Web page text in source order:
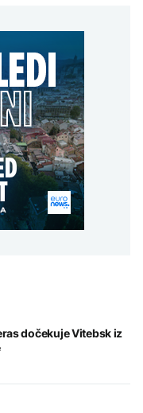
dočekuje Vitebsk iz